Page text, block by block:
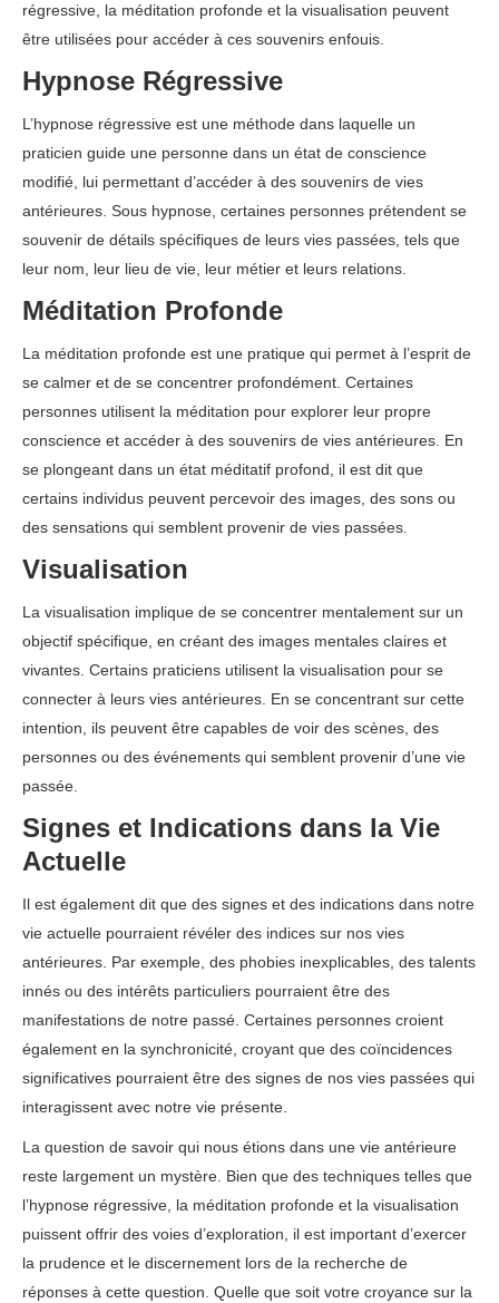
régressive, la méditation profonde et la visualisation peuvent
être utilisées pour accéder à ces souvenirs enfouis.
Hypnose Régressive
L’hypnose régressive est une méthode dans laquelle un
praticien guide une personne dans un état de conscience
modifié, lui permettant d’accéder à des souvenirs de vies
antérieures. Sous hypnose, certaines personnes prétendent se
souvenir de détails spécifiques de leurs vies passées, tels que
leur nom, leur lieu de vie, leur métier et leurs relations.
Méditation Profonde
La méditation profonde est une pratique qui permet à l’esprit de
se calmer et de se concentrer profondément. Certaines
personnes utilisent la méditation pour explorer leur propre
conscience et accéder à des souvenirs de vies antérieures. En
se plongeant dans un état méditatif profond, il est dit que
certains individus peuvent percevoir des images, des sons ou
des sensations qui semblent provenir de vies passées.
Visualisation
La visualisation implique de se concentrer mentalement sur un
objectif spécifique, en créant des images mentales claires et
vivantes. Certains praticiens utilisent la visualisation pour se
connecter à leurs vies antérieures. En se concentrant sur cette
intention, ils peuvent être capables de voir des scènes, des
personnes ou des événements qui semblent provenir d’une vie
passée.
Signes et Indications dans la Vie
Actuelle
Il est également dit que des signes et des indications dans notre
vie actuelle pourraient révéler des indices sur nos vies
antérieures. Par exemple, des phobies inexplicables, des talents
innés ou des intérêts particuliers pourraient être des
manifestations de notre passé. Certaines personnes croient
également en la synchronicité, croyant que des coïncidences
significatives pourraient être des signes de nos vies passées qui
interagissent avec notre vie présente.
La question de savoir qui nous étions dans une vie antérieure
reste largement un mystère. Bien que des techniques telles que
l’hypnose régressive, la méditation profonde et la visualisation
puissent offrir des voies d’exploration, il est important d’exercer
la prudence et le discernement lors de la recherche de
réponses à cette question. Quelle que soit votre croyance sur la